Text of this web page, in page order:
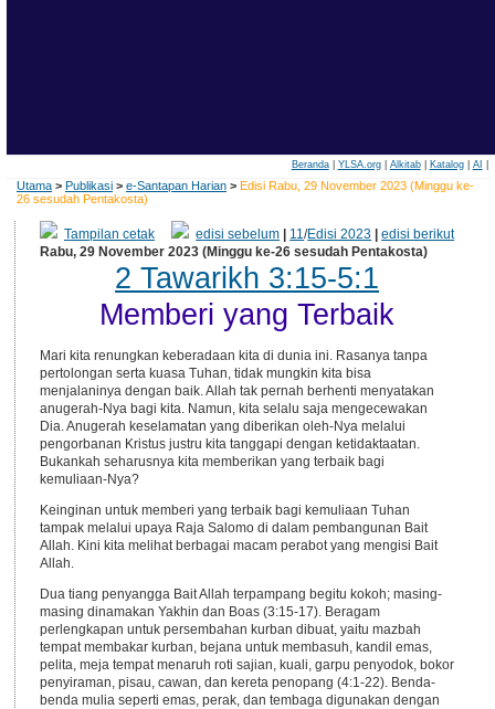
Beranda| YLSA.org| Alkitab| Katalog| AI
Utama > Publikasi > e-Santapan Harian > Edisi Rabu, 29 November 2023 (Minggu ke-
26 sesudah Pentakosta)
Tampilan cetak edisi sebelum 11/Edisi 2023 |edisi berikut
Rabu, 29 November 2023 (Minggu ke-26 sesudah Pentakosta)
2 Tawarikh 3:15-5:1
Memberi yang Terbaik
Mari kita renungkan keberadaan kita di dunia ini. Rasanya tanpa
pertolongan serta kuasa Tuhan, tidak mungkin kita bisa
menjalaninya dengan baik. Allah tak pernah berhenti menyatakan
anugerah-Nya bagi kita. Namun, kita selalu saja mengecewakan
Dia. Anugerah keselamatan yang diberikan oleh-Nya melalui
pengorbanan Kristus justru kita tanggapi dengan ketidaktaatan.
Bukankah seharusnya kita memberikan yang terbaik bagi
kemuliaan-Nya?
Keinginan untuk memberi yang terbaik bagi kemuliaan Tuhan
tampak melalui upaya Raja Salomo di dalam pembangunan Bait
Allah. Kini kita melihat berbagai macam perabot yang mengisi Bait
Allah.
Dua tiang penyangga Bait Allah terpampang begitu kokoh; masing-
masing dinamakan Yakhin dan Boas (3:15-17). Beragam
perlengkapan untuk persembahan kurban dibuat, yaitu mazbah
tempat membakar kurban, bejana untuk membasuh, kandil emas,
pelita, meja tempat menaruh roti sajian, kuali, garpu penyodok, bokor
penyiraman, pisau, cawan, dan kereta penopang (4:1-22). Benda-
benda mulia seperti emas, perak, dan tembaga digunakan dengan